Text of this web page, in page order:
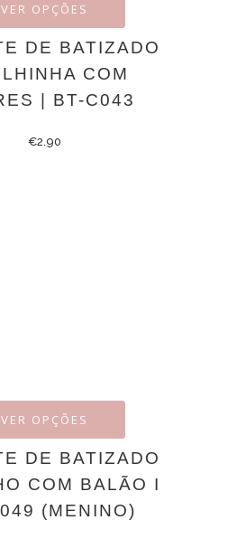
VER OPÇÕES
DE BATIZADO
COM
| BT-C043
€2.90
VER OPÇÕES
DE BATIZADO
COM BALÃO I
(MENINO)